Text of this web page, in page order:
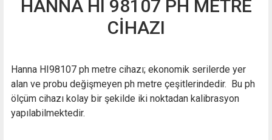
HANNA HI 98107 PH METRE
CİHAZI
Hanna HI98107 ph metre cihazı; ekonomik serilerde yer
alan ve probu değişmeyen ph metre çeşitlerindedir. Bu ph
ölçüm cihazı kolay bir şekilde iki noktadan kalibrasyon
yapılabilmektedir.